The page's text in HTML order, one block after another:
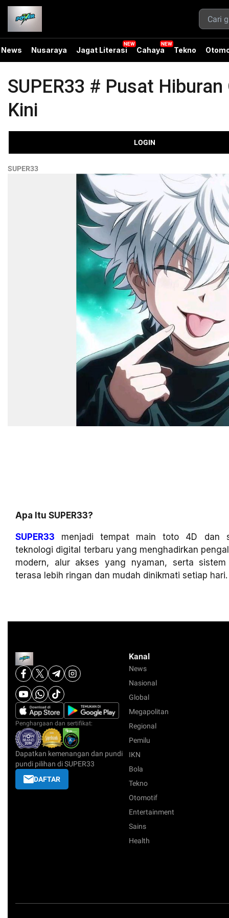
News Nusaraya Jagat Literasi Cahaya Tekno
SUPER33 # Pusat
Kini
LOGIN
SUPER33
Apa Itu SUPER33?
SUPER33 menjadi tempat main toto 4D dan
teknologi digital terbaru yang menghadirkan
modern, alur akses yang nyaman, serta
terasa lebih ringan dan mudah dinikmati setiap hari.
Penghargaan dan sertifikat:
Dapatkan kemenangan dan pundi
pundi pilihan di SUPER33
DAFTAR
Kanal
News
Nasional
Global
Megapolitan
Regional
Pemilu
IKN
Bola
Tekno
Otomotif
Entertainment
Sains
Health